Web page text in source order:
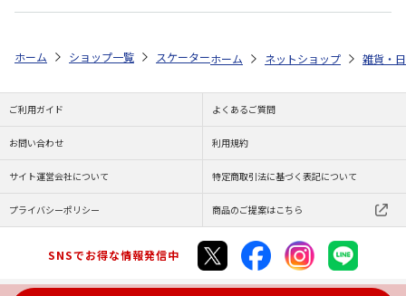
ホーム ショップ一覧 スケーター ボア生地ランチバッグ ニョロニョ
ホーム ネットショップ 雑貨・
ご利用ガイド よくあるご質問
お問い合わせ 利用規約
サイト運営会社について 特定商取引法に基づく表記について
プライバシーポリシー 商品のご提案はこちら
SNSでお得な情報発信中